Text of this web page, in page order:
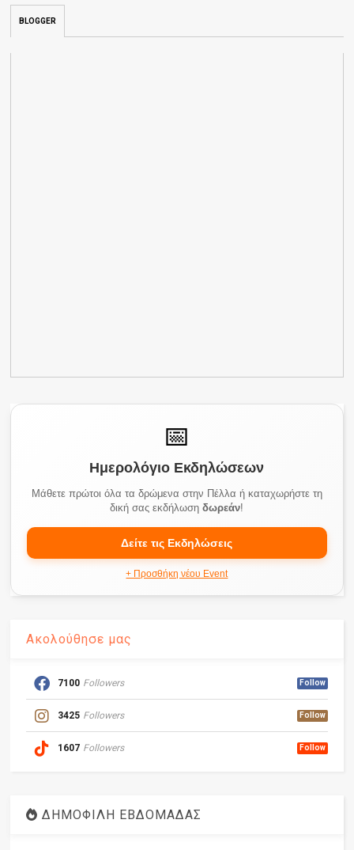
BLOGGER
📅
Ημερολόγιο Εκδηλώσεων
Μάθετε πρώτοι όλα τα δρώμενα στην Πέλλα ή καταχωρήστε τη
δική σας εκδήλωσηδωρεάν!
Δείτε τις Εκδηλώσεις
+ Προσθήκη νέου Event
Ακολούθησε μας
7100 Followers Follow
3425 Followers Follow
1607 Followers Follow
ΔΗΜΟΦΙΛΗ ΕΒΔΟΜΑΔΑΣ